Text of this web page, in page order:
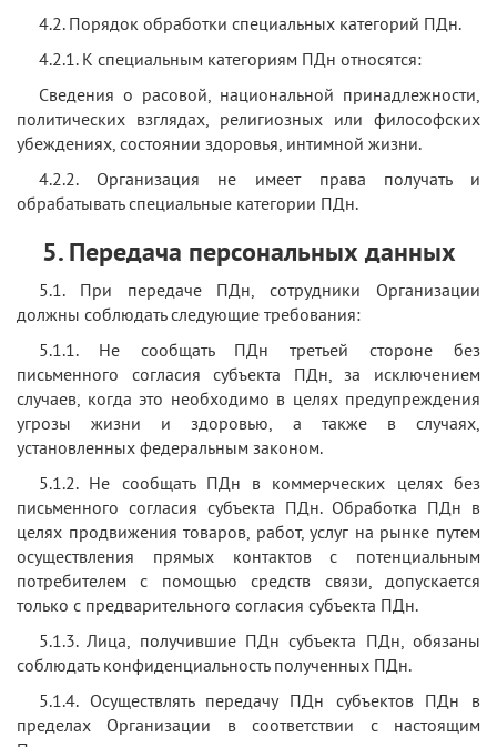
4.2. Порядок обработки специальных категорий ПДн.
4.2.1. К специальным категориям ПДн относятся:
Сведения о расовой, национальной принадлежности,
политических взглядах, религиозных или философских
убеждениях, состоянии здоровья, интимной жизни.
4.2.2. Организация не имеет права получать и
обрабатывать специальные категории ПДн.
5. Передача персональных данных
5.1. При передаче ПДн, сотрудники Организации
должны соблюдать следующие требования:
5.1.1. Не сообщать ПДн третьей стороне без
письменного согласия субъекта ПДн, за исключением
случаев, когда это необходимо в целях предупреждения
угрозы жизни и здоровью, а также в случаях,
установленных федеральным законом.
5.1.2. Не сообщать ПДн в коммерческих целях без
письменного согласия субъекта ПДн. Обработка ПДн в
целях продвижения товаров, работ, услуг на рынке путем
осуществления прямых контактов с потенциальным
потребителем с помощью средств связи, допускается
только с предварительного согласия субъекта ПДн.
5.1.3. Лица, получившие ПДн субъекта ПДн, обязаны
соблюдать конфиденциальность полученных ПДн.
5.1.4. Осуществлять передачу ПДн субъектов ПДн в
пределах Организации в соответствии с настоящим